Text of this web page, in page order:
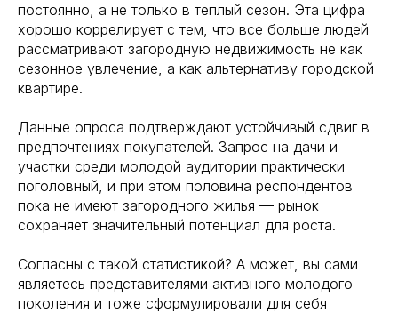
постоянно, а не только в теплый сезон. Эта цифра
хорошо коррелирует с тем, что все больше людей
рассматривают загородную недвижимость не как
сезонное увлечение, а как альтернативу городской
квартире.
Данные опроса подтверждают устойчивый сдвиг в
предпочтениях покупателей. Запрос на дачи и
участки среди молодой аудитории практически
поголовный, и при этом половина респондентов
пока не имеют загородного жилья — рынок
сохраняет значительный потенциал для роста.
Согласны с такой статистикой? А может, вы сами
являетесь представителями активного молодого
поколения и тоже сформулировали для себя